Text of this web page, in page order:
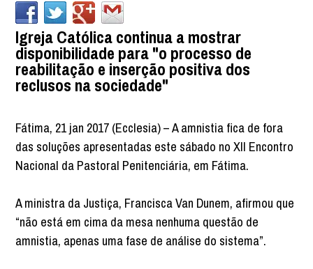
Igreja Católica continua a mostrar
disponibilidade para "o processo de
reabilitação e inserção positiva dos
reclusos na sociedade"
Fátima, 21 jan 2017 (Ecclesia) – A amnistia fica de fora
das soluções apresentadas este sábado no XII Encontro
Nacional da Pastoral Penitenciária, em Fátima.
A ministra da Justiça, Francisca Van Dunem, afirmou que
“não está em cima da mesa nenhuma questão de
amnistia, apenas uma fase de análise do sistema”.